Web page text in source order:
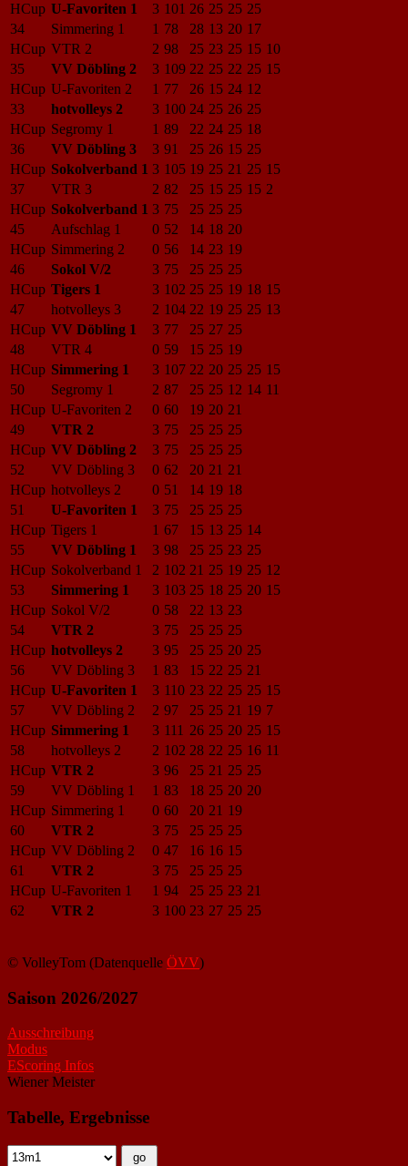
HCup U-Favoriten 1 3 101 26 25 25 25
34
Simmering 1 1 78 28 13 20 17
HCup VTR 2 2 98 25 23 25 15 10
35
VV Döbling 2 3 109 22 25 22 25 15
HCup U-Favoriten 2 1 77 26 15 24 12
33
hotvolleys 2 3 100 24 25 26 25
HCup Segromy 1 1 89 22 24 25 18
36
VV Döbling 3 3 91 25 26 15 25
HCup Sokolverband 1 3 105 19 25 21 25 15
37
VTR 3 2 82 25 15 25 15 2
HCup Sokolverband 1 3 75 25 25 25
45
Aufschlag 1 0 52 14 18 20
HCup Simmering 2 0 56 14 23 19
46
Sokol V/2 3 75 25 25 25
HCup Tigers 1 3 102 25 25 19 18 15
47
hotvolleys 3 2 104 22 19 25 25 13
HCup VV Döbling 1 3 77 25 27 25
48
VTR 4 0 59 15 25 19
HCup Simmering 1 3 107 22 20 25 25 15
50
Segromy 1 2 87 25 25 12 14 11
HCup U-Favoriten 2 0 60 19 20 21
49
VTR 2 3 75 25 25 25
HCup VV Döbling 2 3 75 25 25 25
52
VV Döbling 3 0 62 20 21 21
HCup hotvolleys 2 0 51 14 19 18
51
U-Favoriten 1 3 75 25 25 25
HCup Tigers 1 1 67 15 13 25 14
55
VV Döbling 1 3 98 25 25 23 25
HCup Sokolverband 1 2 102 21 25 19 25 12
53
Simmering 1 3 103 25 18 25 20 15
HCup Sokol V/2 0 58 22 13 23
54
VTR 2 3 75 25 25 25
HCup hotvolleys 2 3 95 25 25 20 25
56
VV Döbling 3 1 83 15 22 25 21
HCup U-Favoriten 1 3 110 23 22 25 25 15
57
VV Döbling 2 2 97 25 25 21 19 7
HCup Simmering 1 3 111 26 25 20 25 15
58
hotvolleys 2 2 102 28 22 25 16 11
HCup VTR 2 3 96 25 21 25 25
59
VV Döbling 1 1 83 18 25 20 20
HCup Simmering 1 0 60 20 21 19
60
VTR 2 3 75 25 25 25
HCup VV Döbling 2 0 47 16 16 15
61
VTR 2 3 75 25 25 25
HCup U-Favoriten 1 1 94 25 25 23 21
62
VTR 2 3 100 23 27 25 25
© VolleyTom (Datenquelle ÖVV)
Saison 2026/2027
Ausschreibung
Modus
EScoring Infos
Wiener Meister
Tabelle, Ergebnisse